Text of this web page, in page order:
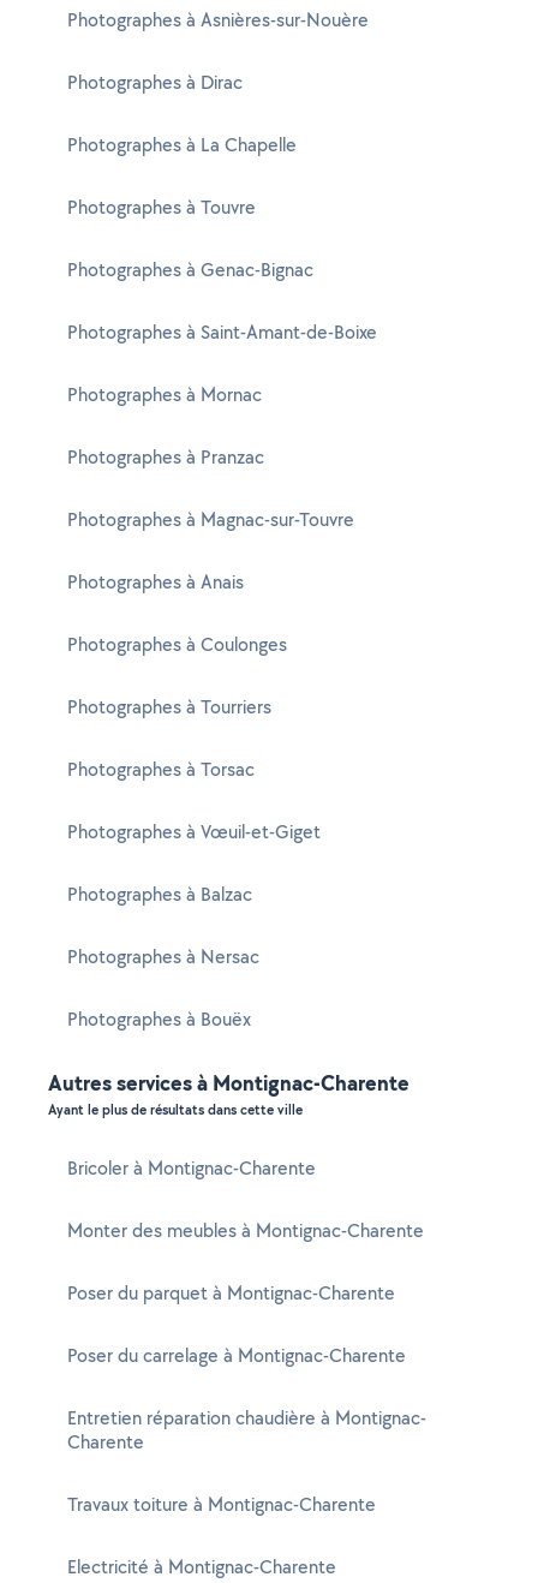
Photographes à Asnières-sur-Nouère
Photographes à Dirac
Photographes à La Chapelle
Photographes à Touvre
Photographes à Genac-Bignac
Photographes à Saint-Amant-de-Boixe
Photographes à Mornac
Photographes à Pranzac
Photographes à Magnac-sur-Touvre
Photographes à Anais
Photographes à Coulonges
Photographes à Tourriers
Photographes à Torsac
Photographes à Vœuil-et-Giget
Photographes à Balzac
Photographes à Nersac
Photographes à Bouëx
Autres services à Montignac-Charente
Ayant le plus de résultats dans cette ville
Bricoler à Montignac-Charente
Monter des meubles à Montignac-Charente
Poser du parquet à Montignac-Charente
Poser du carrelage à Montignac-Charente
Entretien réparation chaudière à Montignac-
Charente
Travaux toiture à Montignac-Charente
Electricité à Montignac-Charente